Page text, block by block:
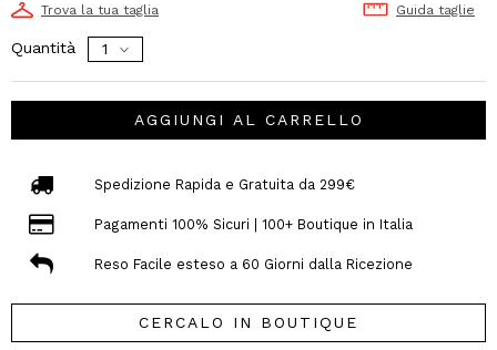
Trova la tua taglia Guida taglie
Quantità
AGGIUNGI AL CARRELLO
Spedizione Rapida e Gratuita da 299€
Pagamenti 100% Sicuri | 100+ Boutique in Italia
Reso Facile esteso a 60 Giorni dalla Ricezione
CERCALO IN BOUTIQUE